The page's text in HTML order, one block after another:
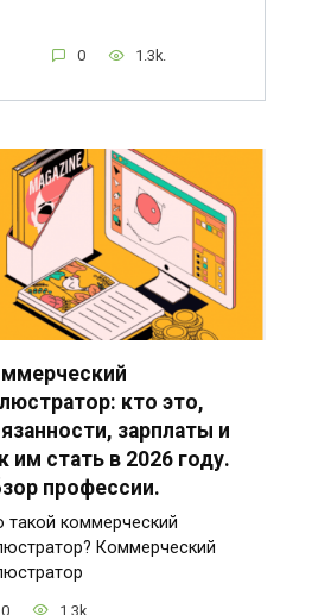
0 1.3k.
кто это,
зарплаты и
им стать в 2026 году.
профессии.
такой коммерческий
Коммерческий
0 1.3k.